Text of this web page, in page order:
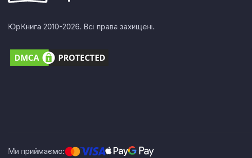
ЮрКнига 2010-2026. Всі права захищені.
Ми приймаємо: